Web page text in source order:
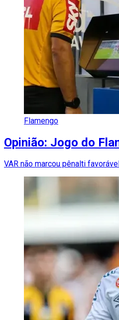
Flamengo
Opinião: Jogo do
VAR não marcou pênalti